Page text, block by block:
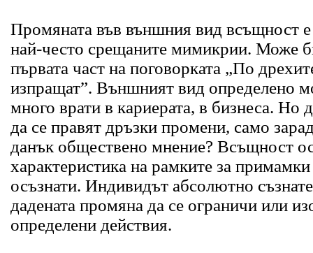
Промяната във външния вид всъщност е
най-често срещаните мимикрии. Може
първата част на поговорката „По
изпращат”. Външният вид определено
много врати в кариерата, в бизнеса. Но
да се правят дръзки промени, само
данък обществено мнение? Всъщност
характеристика на рамките за
осъзнати. Индивидът абсолютно
дадената промяна да се ограничи или
определени действия.